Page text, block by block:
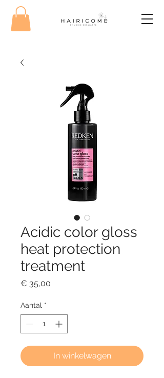
Acidic color gloss
heat protection
treatment
€ 35,00
Aantal *
In winkelwagen